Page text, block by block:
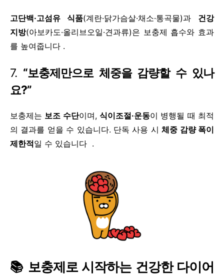
고단백·고섬유 식품(계란·닭가슴살·채소·통곡물)과 건강
지방(아보카도·올리브오일·견과류)은 보충제 흡수와 효과
를 높여줍니다 .
7. “보충제만으로 체중을 감량할 수 있나
요?”
보충제는 보조 수단이며,식이조절·운동이 병행될 때 최적
의 결과를 얻을 수 있습니다. 단독 사용 시체중 감량 폭이
제한적일 수 있습니다 .
📚 보충제로 시작하는 건강한 다이어